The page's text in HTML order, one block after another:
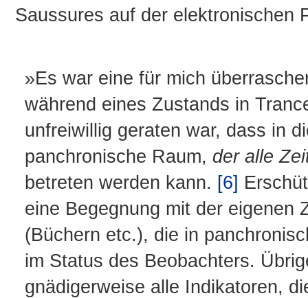
Saussures auf der elektronischen
»Es war eine für mich
während eines Zustands in
unfreiwillig geraten war, dass in
panchronische Raum, der alle
betreten werden kann. [6]
eine Begegnung mit der eigenen
(Büchern etc.), die in
im Status des Beobachters.
gnädigerweise alle Indikatoren,